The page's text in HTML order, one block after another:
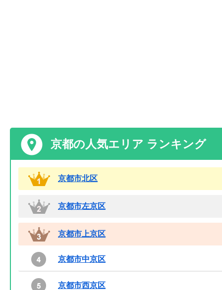
京都の人気エリア ランキング
京都市北区
京都市左京区
京都市上京区
京都市中京区
京都市西京区